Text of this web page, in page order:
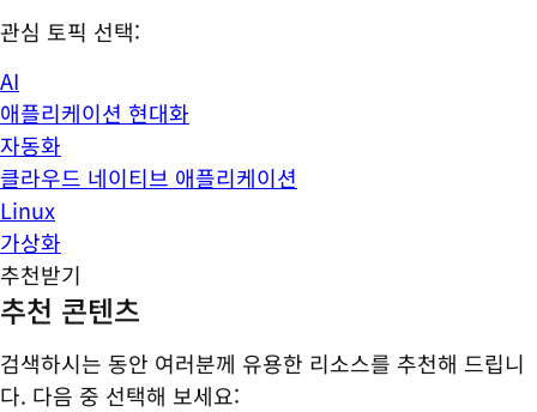
관심 토픽 선택:
AI
애플리케이션 현대화
자동화
클라우드 네이티브 애플리케이션
Linux
가상화
추천받기
추천 콘텐츠
검색하시는 동안 여러분께 유용한 리소스를 추천해 드립니
다. 다음 중 선택해 보세요: